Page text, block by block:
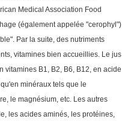
Medical Association Food
(également appelée "cerophyl")
Par la suite, des nutriments
vitamines bien accueillies. Le jus
vitamines B1, B2, B6, B12, en acide
minéraux tels que le
le magnésium, etc. Les autres
les acides aminés, les protéines,